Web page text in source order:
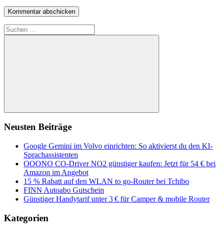
Suchen
nach:
Suchen
Neusten Beiträge
Google Gemini im Volvo einrichten: So aktivierst du den KI-
Sprachassistenten
OOONO CO-Driver NO2 günstiger kaufen: Jetzt für 54 € bei
Amazon im Angebot
15 % Rabatt auf den WLAN to go-Router bei Tchibo
FINN Autoabo Gutschein
Günstiger Handytarif unter 3 € für Camper & mobile Router
Kategorien